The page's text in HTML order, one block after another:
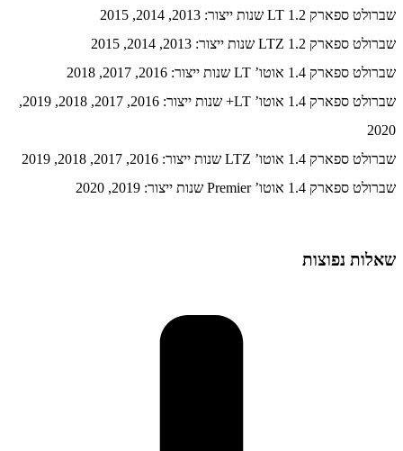
שברולט ספארק 1.2 LT שנות ייצור: 2013, 2014, 2015
שברולט ספארק 1.2 LTZ שנות ייצור: 2013, 2014, 2015
שברולט ספארק 1.4 אוטו’ LT שנות ייצור: 2016, 2017, 2018
שברולט ספארק 1.4 אוטו’ LT+ שנות ייצור: 2016, 2017, 2018, 2019,
2020
שברולט ספארק 1.4 אוטו’ LTZ שנות ייצור: 2016, 2017, 2018, 2019
שברולט ספארק 1.4 אוטו’ Premier שנות ייצור: 2019, 2020
שאלות נפוצות